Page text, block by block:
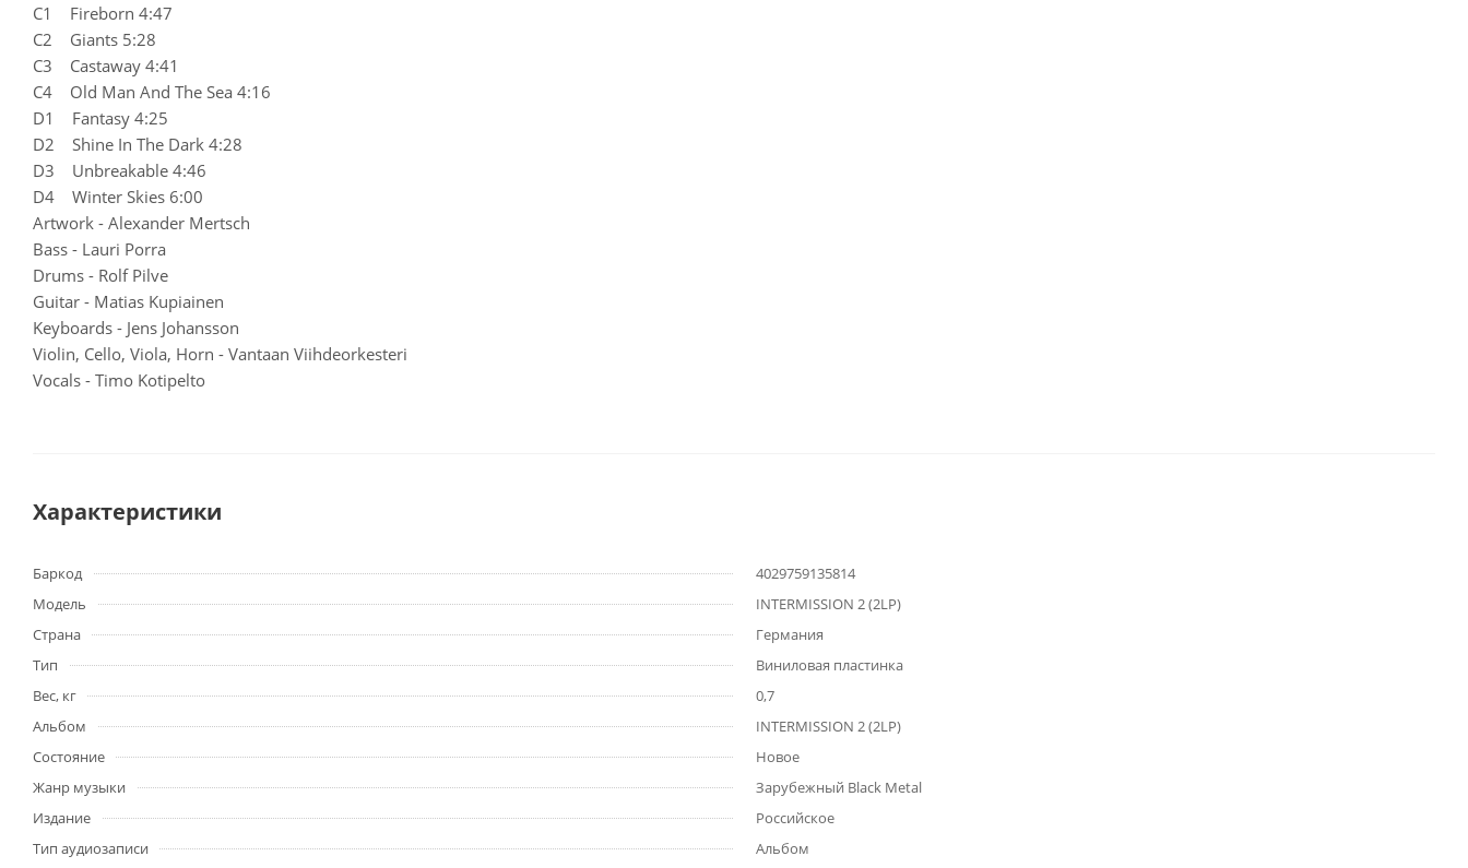
C1 Fireborn 4:47
C2 Giants 5:28
C3 Castaway 4:41
C4 Old Man And The Sea 4:16
D1 Fantasy 4:25
D2 Shine In The Dark 4:28
D3 Unbreakable 4:46
D4 Winter Skies 6:00
Artwork - Alexander Mertsch
Bass - Lauri Porra
Drums - Rolf Pilve
Guitar - Matias Kupiainen
Keyboards - Jens Johansson
Violin, Cello, Viola, Horn - Vantaan Viihdeorkesteri
Vocals - Timo Kotipelto
Характеристики
Баркод
4029759135814
Модель
INTERMISSION 2 (2LP)
Страна
Германия
Тип
Виниловая пластинка
Вес, кг
0,7
Альбом
INTERMISSION 2 (2LP)
Состояние
Новое
Жанр музыки
Зарубежный Black Metal
Издание
Российское
Тип аудиозаписи
Альбом